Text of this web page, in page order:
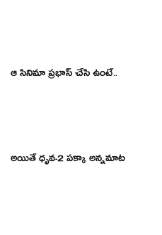
ఆ సినిమా ప్ర‌భాస్ చేసి ఉంటే..
అయితే ధృవ-2 ప‌క్కా అన్న‌మాట‌